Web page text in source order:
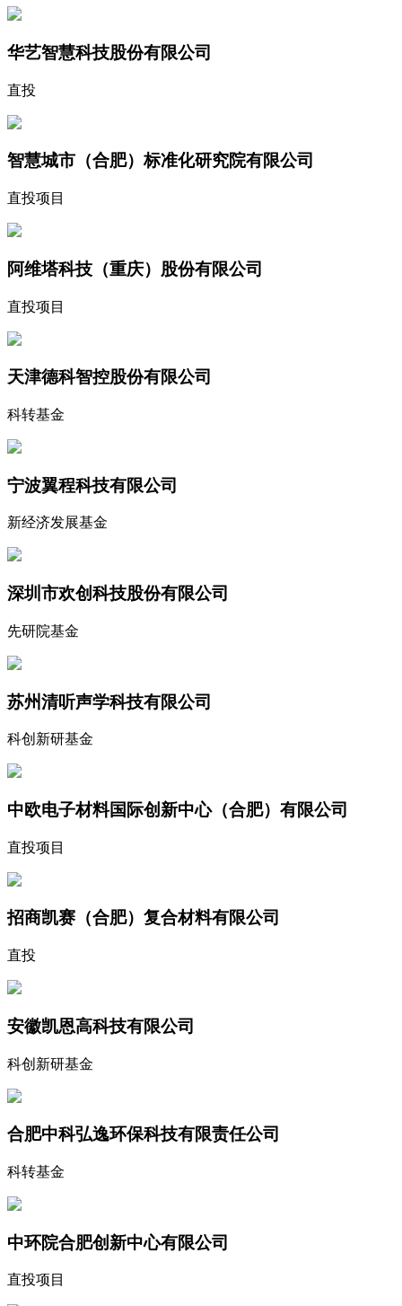
华艺智慧科技股份有限公司
直投
智慧城市（合肥）标准化研究院有限公司
直投项目
阿维塔科技（重庆）股份有限公司
直投项目
天津德科智控股份有限公司
科转基金
宁波翼程科技有限公司
新经济发展基金
深圳市欢创科技股份有限公司
先研院基金
苏州清听声学科技有限公司
科创新研基金
中欧电子材料国际创新中心（合肥）有限公司
直投项目
招商凯赛（合肥）复合材料有限公司
直投
安徽凯恩高科技有限公司
科创新研基金
合肥中科弘逸环保科技有限责任公司
科转基金
中环院合肥创新中心有限公司
直投项目